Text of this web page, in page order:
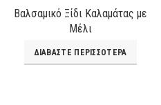
Βαλσαμικό Ξίδι Καλαμάτας με
Μέλι
ΔΙΑΒΆΣΤΕ ΠΕΡΙΣΣΌΤΕΡΑ